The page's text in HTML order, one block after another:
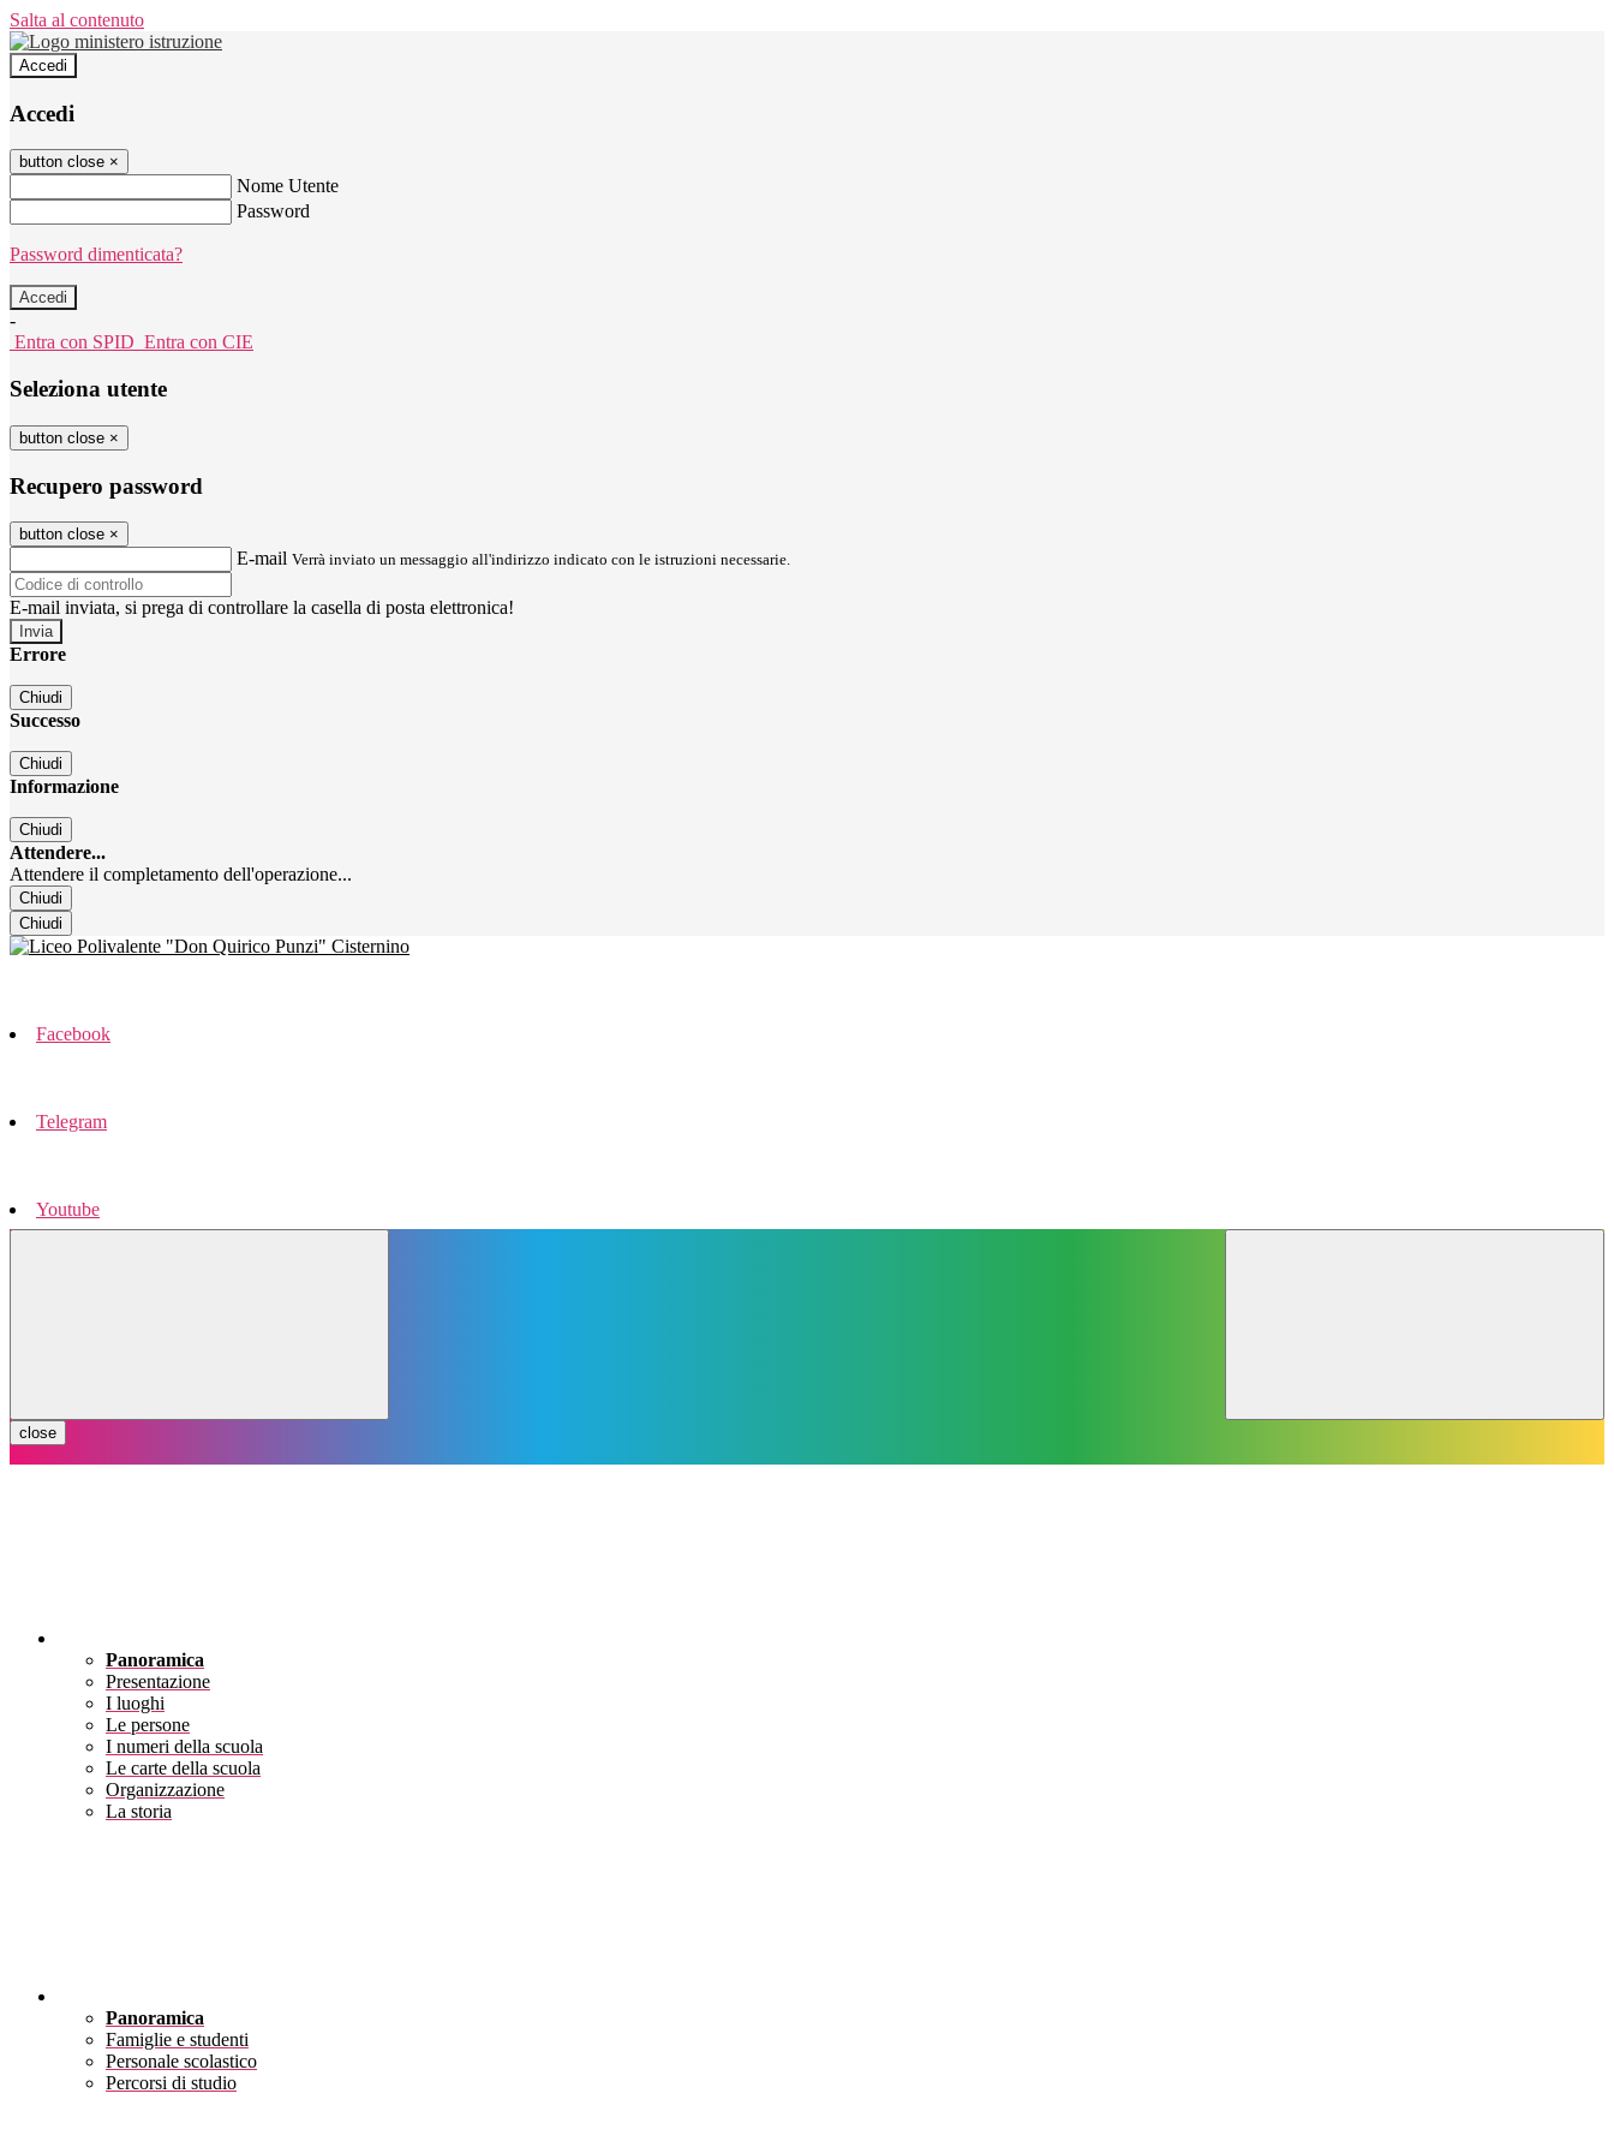
Salta al contenuto
Accedi
Accedi
button close ×
Nome Utente
Password
Password dimenticata?
-
Entra con SPID Entra con CIE
Seleziona utente
button close ×
Recupero password
button close ×
E-mail Verrà inviato un messaggio all'indirizzo indicato con le istruzioni necessarie.
E-mail inviata, si prega di controllare la casella di posta elettronica!
Errore
Chiudi
Successo
Chiudi
Informazione
Chiudi
Attendere...
Attendere il completamento dell'operazione...
Chiudi
Chiudi
Facebook
Telegram
Youtube
close
Panoramica
Presentazione
I luoghi
Le persone
I numeri della scuola
Le carte della scuola
Organizzazione
La storia
Panoramica
Famiglie e studenti
Personale scolastico
Percorsi di studio